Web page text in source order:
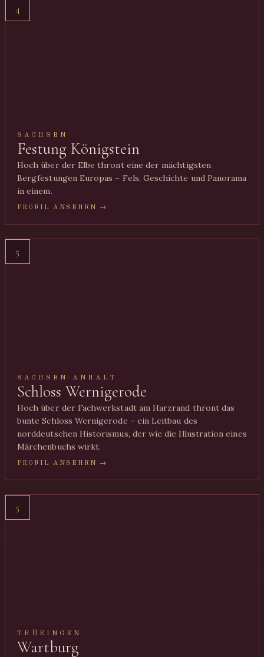
4
SACHSEN
Festung Königstein
Hoch über der Elbe thront eine der mächtigsten
Bergfestungen Europas – Fels, Geschichte und Panorama
in einem.
PROFIL ANSEHEN →
5
SACHSEN-ANHALT
Schloss Wernigerode
Hoch über der Fachwerkstadt am Harzrand thront das
bunte Schloss Wernigerode – ein Leitbau des
norddeutschen Historismus, der wie die Illustration eines
Märchenbuchs wirkt.
PROFIL ANSEHEN →
5
THÜRINGEN
Wartburg